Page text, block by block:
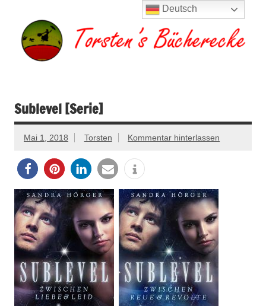
springen
Sublevel [Serie]
Mai 1, 2018 Torsten Kommentar hinterlassen
Deutsch